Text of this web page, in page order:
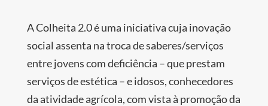
A Colheita 2.0 é uma iniciativa cuja inovação
social assenta na troca de saberes/serviços
entre jovens com deficiência – que prestam
serviços de estética – e idosos, conhecedores
da atividade agrícola, com vista à promoção da